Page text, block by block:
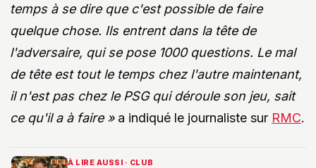
temps à se dire que c'est possible de faire
quelque chose. Ils entrent dans la tête de
l'adversaire, qui se pose 1000 questions. Le mal
de tête est tout le temps chez l'autre maintenant,
il n'est pas chez le PSG qui déroule son jeu, sait
ce qu'il a à faire »a indiqué le journaliste sur RMC.
À LIRE AUSSI · CLUB